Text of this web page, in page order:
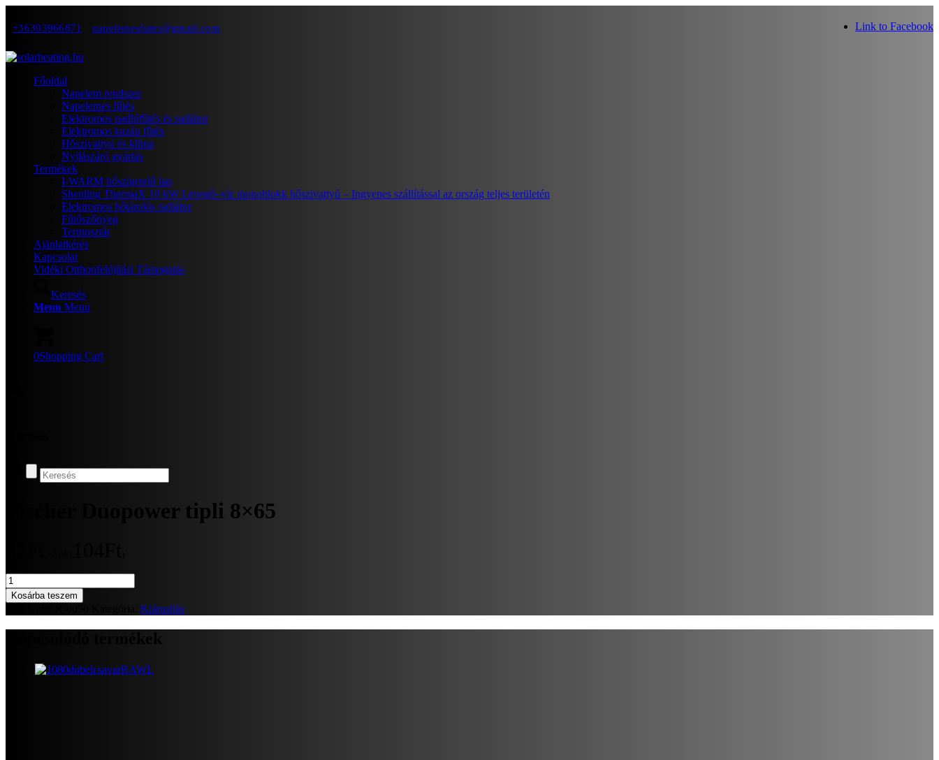
Link to Facebook
+36303966871 napelemesfutes@gmail.com
Főoldal
Napelem rendszer
Napelemes fűtés
Elektromos padlófűtés és radiátor
Elektromos kazán fűtés
Hőszivattyú és klíma
Nyílászáró gyártás
Termékek
I-WARM hőszigetelő lap
Shenling ThermaX 10 kW Levegő–víz monoblokk hőszivattyú – Ingyenes szállítással az ország teljes területén
Elektromos hőtárolós radiátor
Fűtőszőnyeg
Termosztát
Ajánlatkérés
Kapcsolat
Vidéki Otthonfelújítási Támogatás
Keresés
Menu Menu
0Shopping Cart
Fischer Duopower tipli 8×65
Fischer
Duopower
tipli
8x65
mennyiség
Kosárba teszem
Kiárusítás